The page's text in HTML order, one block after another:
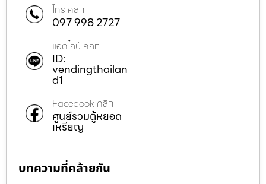
โทร คลิก
097 998 2727
แอดไลน์ คลิก
ID:
vendingthailan
d1
Facebook คลิก
ศูนย์รวมตู้หยอด
เหรียญ
บทความที่คล้ายกัน